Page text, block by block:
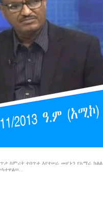
ስምሪት ተሰጥቶ እየተሠራ መሆኑን የአማራ ክልል